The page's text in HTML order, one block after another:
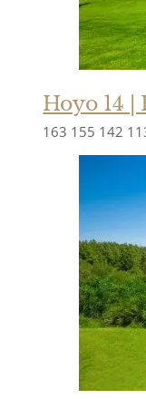
Hoyo 14 |
163 155 142